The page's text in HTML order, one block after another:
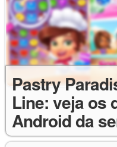
Pastry
Line: veja os
Android da